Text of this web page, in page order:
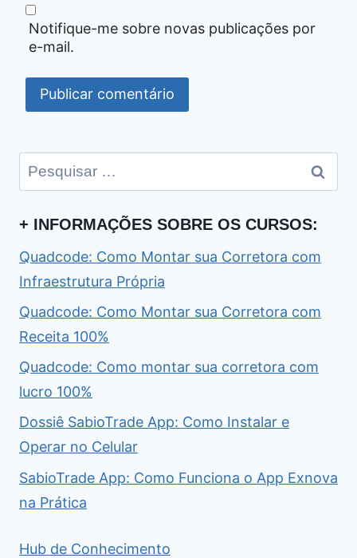
Notifique-me sobre novas publicações por
e-mail.
Pesquisar
por:
+ INFORMAÇÕES SOBRE OS CURSOS:
Quadcode: Como Montar sua Corretora com
Infraestrutura Própria
Quadcode: Como Montar sua Corretora com
Receita 100%
Quadcode: Como montar sua corretora com
lucro 100%
Dossiê SabioTrade App: Como Instalar e
Operar no Celular
SabioTrade App: Como Funciona o App Exnova
na Prática
Hub de Conhecimento